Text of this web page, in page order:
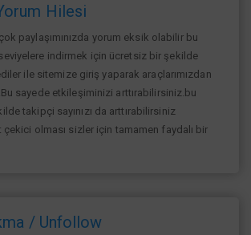
Hilesi
paylaşımınızda yorum eksik olabilir bu
indirmek için ücretsiz bir şekilde
ile sitemize giriş yaparak araçlarımızdan
sayede etkileşiminizi arttırabilirsiniz.bu
takipçi sayınızı da arttırabilirsiniz
olması sizler için tamamen faydalı bir
/ Unfollow